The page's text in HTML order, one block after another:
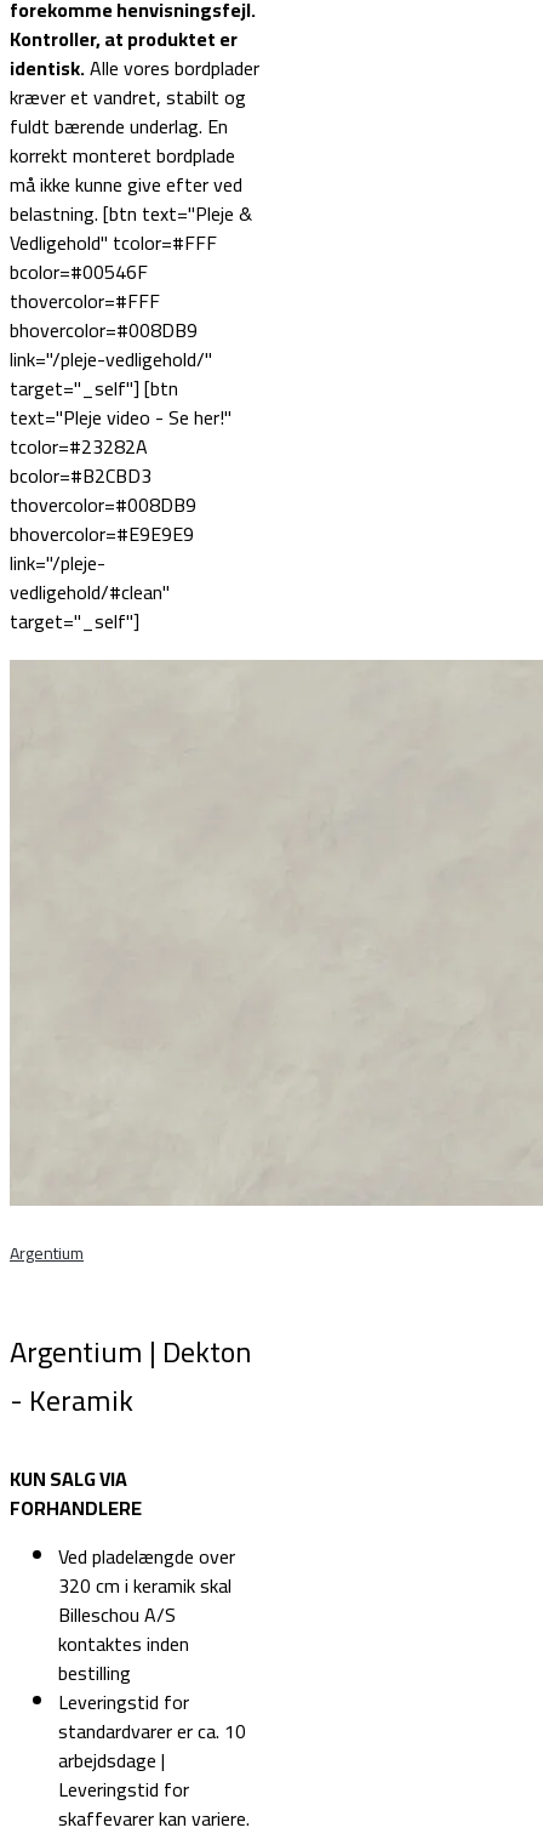
forekomme henvisningsfejl.
Kontroller, at produktet er
identisk.Alle vores bordplader
kræver et vandret, stabilt og
fuldt bærende underlag. En
korrekt monteret bordplade
må ikke kunne give efter ved
belastning. [btn text="Pleje &
Vedligehold" tcolor=#FFF
bcolor=#00546F
thovercolor=#FFF
bhovercolor=#008DB9
link="/pleje-vedligehold/"
target="_self"] [btn
text="Pleje video - Se her!"
tcolor=#23282A
bcolor=#B2CBD3
thovercolor=#008DB9
bhovercolor=#E9E9E9
link="/pleje-
vedligehold/#clean"
target="_self"]
Argentium
Argentium | Dekton
- Keramik
KUN SALG VIA
FORHANDLERE
Ved pladelængde over
320 cm i keramik skal
Billeschou A/S
kontaktes inden
bestilling
Leveringstid for
standardvarer er ca. 10
arbejdsdage |
Leveringstid for
skaffevarer kan variere.